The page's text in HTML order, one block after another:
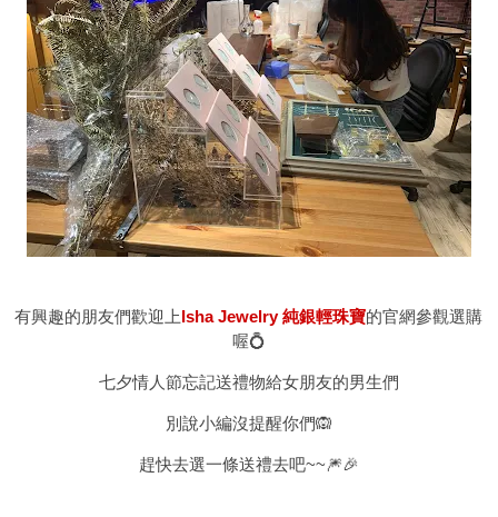
有興趣的朋友們歡迎上Isha Jewelry 純銀輕珠寶的官網參觀選購
喔💍
七夕情人節忘記送禮物給女朋友的男生們
別說小編沒提醒你們🙉
趕快去選一條送禮去吧~~🎆🎉